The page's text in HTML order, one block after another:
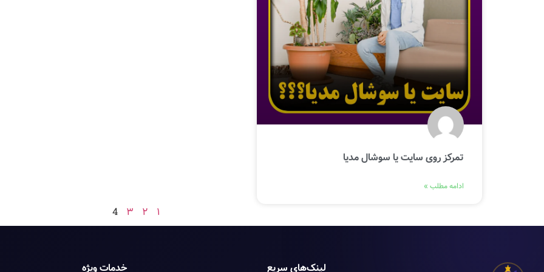
تمرکز روی سایت یا سوشال مدیا
ادامه مطلب »
1
2
3
4
لینک‌های سریع خدمات ویژه